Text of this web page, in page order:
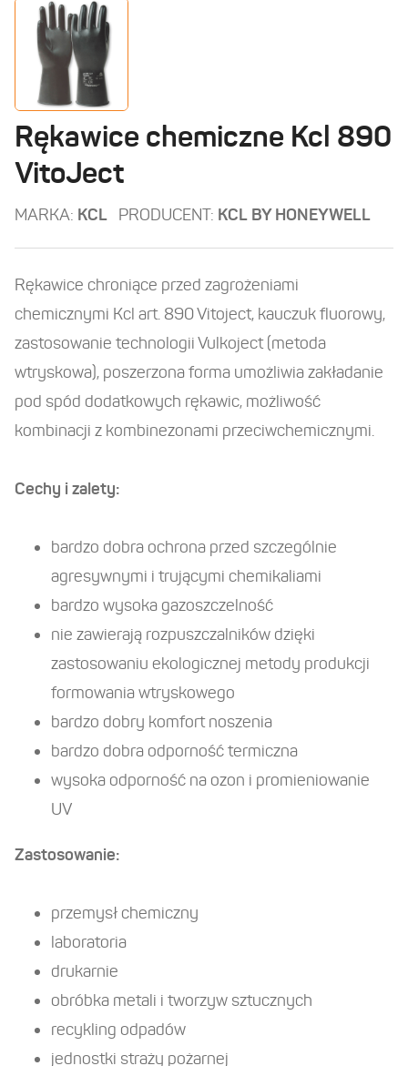
O firmie
Usługi
Partnerzy
Do pobrania
Kariera
Vademecum BHP
Rękawice chemiczne Kcl 890
VitoJect
MARKA: KCL PRODUCENT: KCL BY HONEYWELL
Rękawice chroniące przed zagrożeniami
chemicznymi Kcl art. 890 Vitoject, kauczuk fluorowy,
zastosowanie technologii Vulkoject (metoda
wtryskowa), poszerzona forma umożliwia zakładanie
pod spód dodatkowych rękawic, możliwość
kombinacji z kombinezonami przeciwchemicznymi.
Cechy i zalety:
bardzo dobra ochrona przed szczególnie
agresywnymi i trującymi chemikaliami
bardzo wysoka gazoszczelność
nie zawierają rozpuszczalników dzięki
zastosowaniu ekologicznej metody produkcji
formowania wtryskowego
bardzo dobry komfort noszenia
bardzo dobra odporność termiczna
wysoka odporność na ozon i promieniowanie
UV
Zastosowanie:
przemysł chemiczny
laboratoria
drukarnie
obróbka metali i tworzyw sztucznych
recykling odpadów
jednostki straży pożarnej